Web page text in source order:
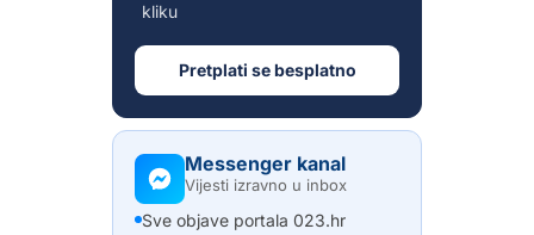
kliku
Pretplati se besplatno
Messenger kanal
Vijesti izravno u inbox
Sve objave portala 023.hr